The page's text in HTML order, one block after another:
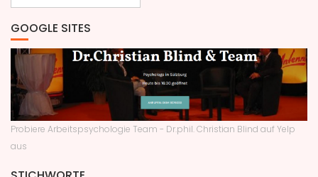
GOOGLE SITES
Probiere Arbeitspsychologie Team - Dr.phil. Christian Blind auf Yelp
aus